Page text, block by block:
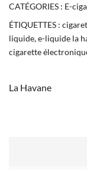
CATÉGORIES : E-
ÉTIQUETTES :
liquide,e-liquide la
cigarette
La Havane